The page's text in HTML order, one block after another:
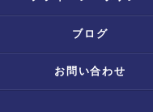
ブログ
お問い合わせ